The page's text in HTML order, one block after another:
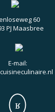
60
PJ Maasbree
E-mail: